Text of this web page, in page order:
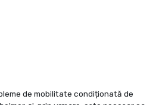
de mobilitate condiționată de